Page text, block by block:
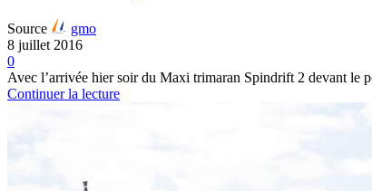
Source
gmo
8 juillet 2016
0
Avec l’arrivée hier soir du Maxi trimaran Spindrift 2 devant le
Continuer la lecture